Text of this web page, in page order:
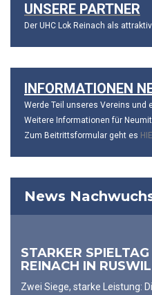
UNSERE PARTNER
Der UHC Lok Reinach als
INFORMATIONEN
Werde Teil unseres Vereins und
Weitere Informationen für
Zum Beitrittsformular geht es
News
STARKER
REINACH IN RUSWIL
Zwei Siege, starke Leistung: